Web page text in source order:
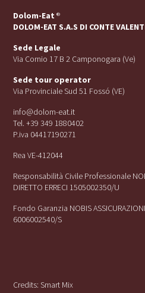
Dolom-Eat ®
DOLOM-EAT S.A.S DI CONTE
Sede Legale
Via Cornio 17 B 2 Camponogara (Ve)
Sede tour operator
Via Provinciale Sud 51 Fossó (VE)
info@dolom-eat.it
Tel. +39 349 1880402
P.iva 04417190271
Rea VE-412044
Responsabilità Civile Professionale
DIRETTO ERRECI 1505002350/U
Fondo Garanzia NOBIS
6006002540/S
Credits:Smart Mix